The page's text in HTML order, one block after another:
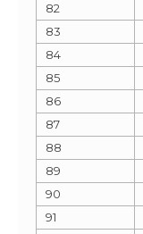
82
83
84
85
86
87
88
89
90
91